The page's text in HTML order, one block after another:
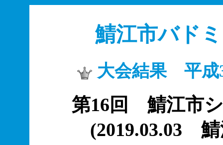
鯖江市バド
大会結果 平成
第16回 鯖江市
(2019.03.03